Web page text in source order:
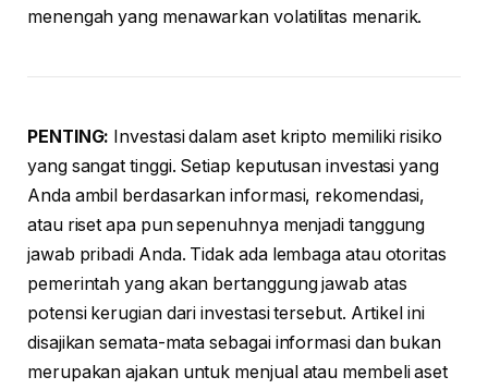
menengah yang menawarkan volatilitas menarik.
PENTING: Investasi dalam aset kripto memiliki risiko
yang sangat tinggi. Setiap keputusan investasi yang
Anda ambil berdasarkan informasi, rekomendasi,
atau riset apa pun sepenuhnya menjadi tanggung
jawab pribadi Anda. Tidak ada lembaga atau otoritas
pemerintah yang akan bertanggung jawab atas
potensi kerugian dari investasi tersebut. Artikel ini
disajikan semata-mata sebagai informasi dan bukan
merupakan ajakan untuk menjual atau membeli aset